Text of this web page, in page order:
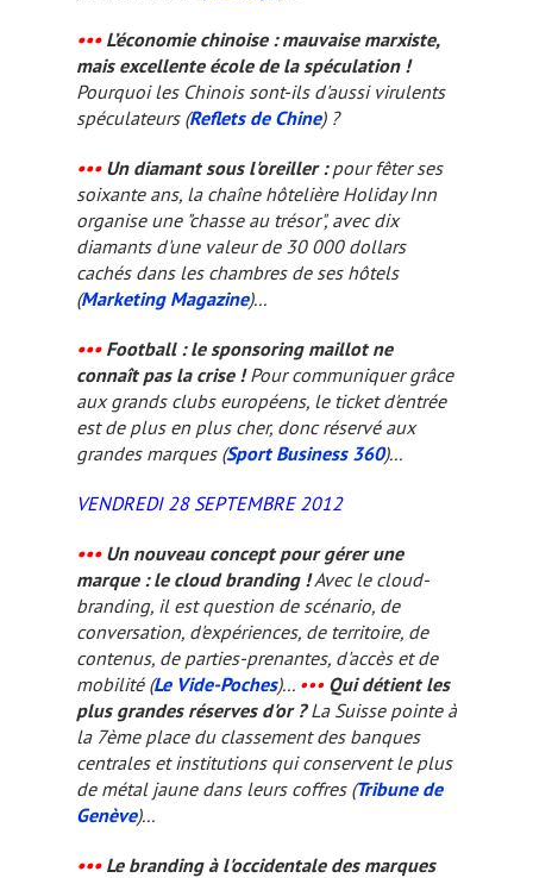
•••L’économie chinoise : mauvaise marxiste,
mais excellente école de la spéculation !
Pourquoi les Chinois sont-ils d'aussi virulents
spéculateurs (Reflets de Chine) ?
•••Un diamant sous l'oreiller :pour fêter ses
soixante ans, la chaîne hôtelière Holiday Inn
organise une "chasse au trésor", avec dix
diamants d'une valeur de 30 000 dollars
cachés dans les chambres de ses hôtels
(Marketing Magazine)...
•••Football : le sponsoring maillot ne
connaît pas la crise !Pour communiquer grâce
aux grands clubs européens, le ticket d'entrée
est de plus en plus cher, donc réservé aux
grandes marques (Sport Business 360)...
VENDREDI 28 SEPTEMBRE 2012
•••Un nouveau concept pour gérer une
marque : le cloud branding!Avec le cloud-
branding, il est question de scénario, de
conversation, d'expériences, de territoire, de
contenus, de parties-prenantes, d'accès et de
mobilité (Le Vide-Poches)... •••Qui détient les
plus grandes réserves d'or ?La Suisse pointe à
la 7ème place du classement des banques
centrales et institutions qui conservent le plus
de métal jaune dans leurs coffres (Tribune de
Genève)...
•••Le branding à l'occidentale des marques